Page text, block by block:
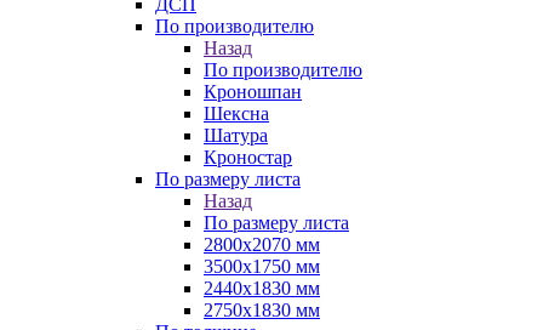
ДСП
По производителю
Назад
По производителю
Кроношпан
Шексна
Шатура
Кроностар
По размеру листа
Назад
По размеру листа
2800х2070 мм
3500х1750 мм
2440х1830 мм
2750х1830 мм